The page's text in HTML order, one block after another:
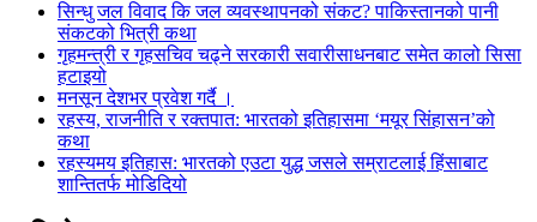
सिन्धु जल विवाद कि जल व्यवस्थापनको संकट? पाकिस्तानको पानी
संकटको भित्री कथा
गृहमन्त्री र गृहसचिव चढ्ने सरकारी सवारीसाधनबाट समेत कालो सिसा
हटाइयो
मनसून देशभर प्रवेश गर्दै ।
रहस्य, राजनीति र रक्तपात: भारतको इतिहासमा ‘मयूर सिंहासन’को
कथा
रहस्यमय इतिहास: भारतको एउटा युद्ध जसले सम्राटलाई हिंसाबाट
शान्तितर्फ मोडिदियो